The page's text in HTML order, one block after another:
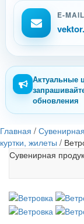
E-MAIL
Актуальные
обновления
Главная /
куртки, жилеты /
Сувенирная